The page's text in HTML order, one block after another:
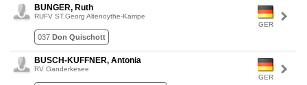
GER
BUNGER, Ruth
RUFV ST.Georg Altenoythe-Kampe
037 Don Quischott
GER
BUSCH-KUFFNER, Antonia
RV Ganderkesee